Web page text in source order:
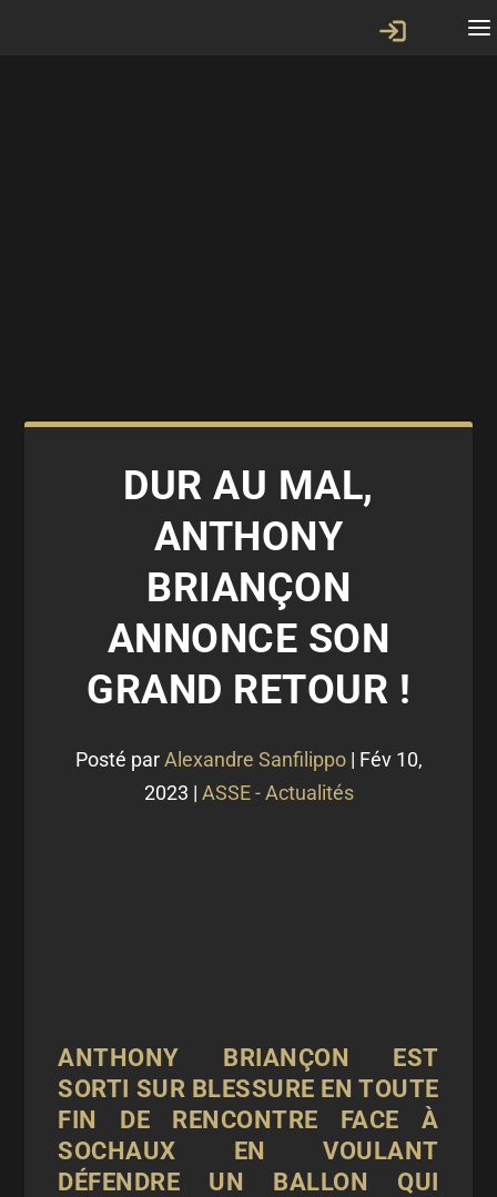
DUR AU MAL,
ANTHONY
BRIANÇON
ANNONCE SON
GRAND RETOUR !
Posté parAlexandre Sanfilippo| Fév 10,
2023 | ASSE - Actualités
ANTHONY BRIANÇON EST
SORTI SUR BLESSURE EN TOUTE
FIN DE RENCONTRE FACE À
SOCHAUX EN VOULANT
DÉFENDRE UN BALLON QUI